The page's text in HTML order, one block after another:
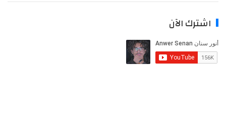
اشترك الآن